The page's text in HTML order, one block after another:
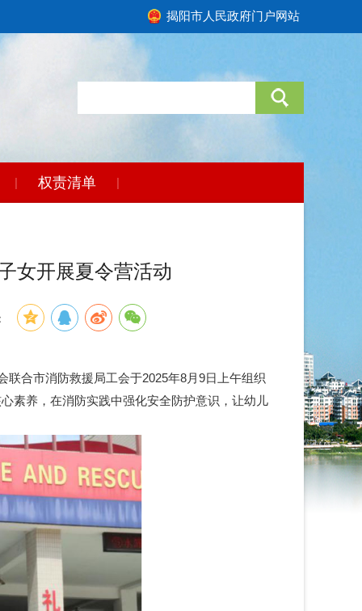
揭阳市人民政府门户网站
| 权责清单 |
女开展夏令营活动
合市消防救援局工会于2025年8月9日上午组织
素养，在消防实践中强化安全防护意识，让幼儿